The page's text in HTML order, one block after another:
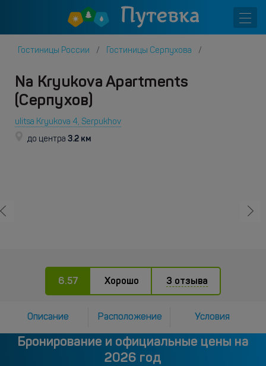
Гостиницы России Гостиницы Серпухова
Na Kryukova Apartments
(Серпухов)
ulitsa Kryukova 4, Serpukhov
до центра 3.2 км
6.57 Хорошо 3 отзыва
Описание Расположение Условия
Бронирование и официальные цены на
2026 год